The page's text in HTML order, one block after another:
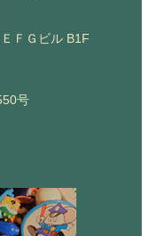
ＦＧビル B1F
号